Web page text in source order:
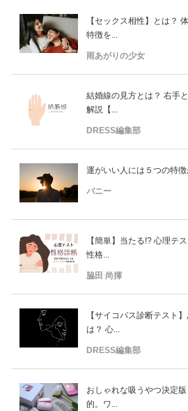
【セックス相性】とは？
特徴を...
雨あがりの少女
結婚線の見方とは？ 右手
解説【...
DRESS編集部
運がいい人には５つの特徴
バニー
【簡単】当たる!? 心理テ
性格...
脇田 尚揮
【サイコパス診断テスト
は？ 心...
DRESS編集部
おしゃれな吸うやつ決定
的。ワ...